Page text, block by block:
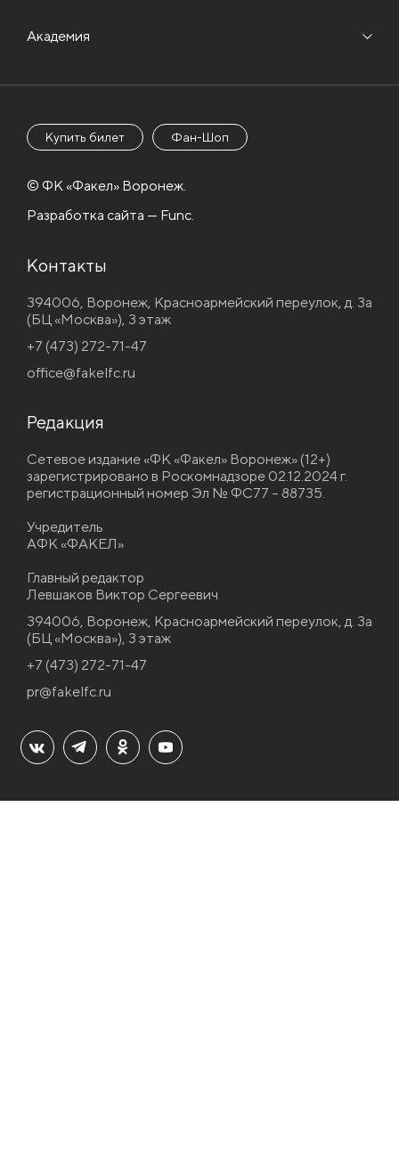
Академия
Купить билет Фан-Шоп
© ФК «Факел» Воронеж.
Разработка сайта — Func.
Контакты
394006, Воронеж, Красноармейский переулок, д. 3а
(БЦ «Москва»), 3 этаж
+7 (473) 272-71-47
office@fakelfc.ru
Редакция
Сетевое издание «ФК «Факел» Воронеж» (12+)
зарегистрировано в Роскомнадзоре 02.12.2024 г.
регистрационный номер Эл № ФС77 – 88735.
Учредитель
АФК «ФАКЕЛ»
Главный редактор
Левшаков Виктор Сергеевич
394006, Воронеж, Красноармейский переулок, д. 3а
(БЦ «Москва»), 3 этаж
+7 (473) 272-71-47
pr@fakelfc.ru